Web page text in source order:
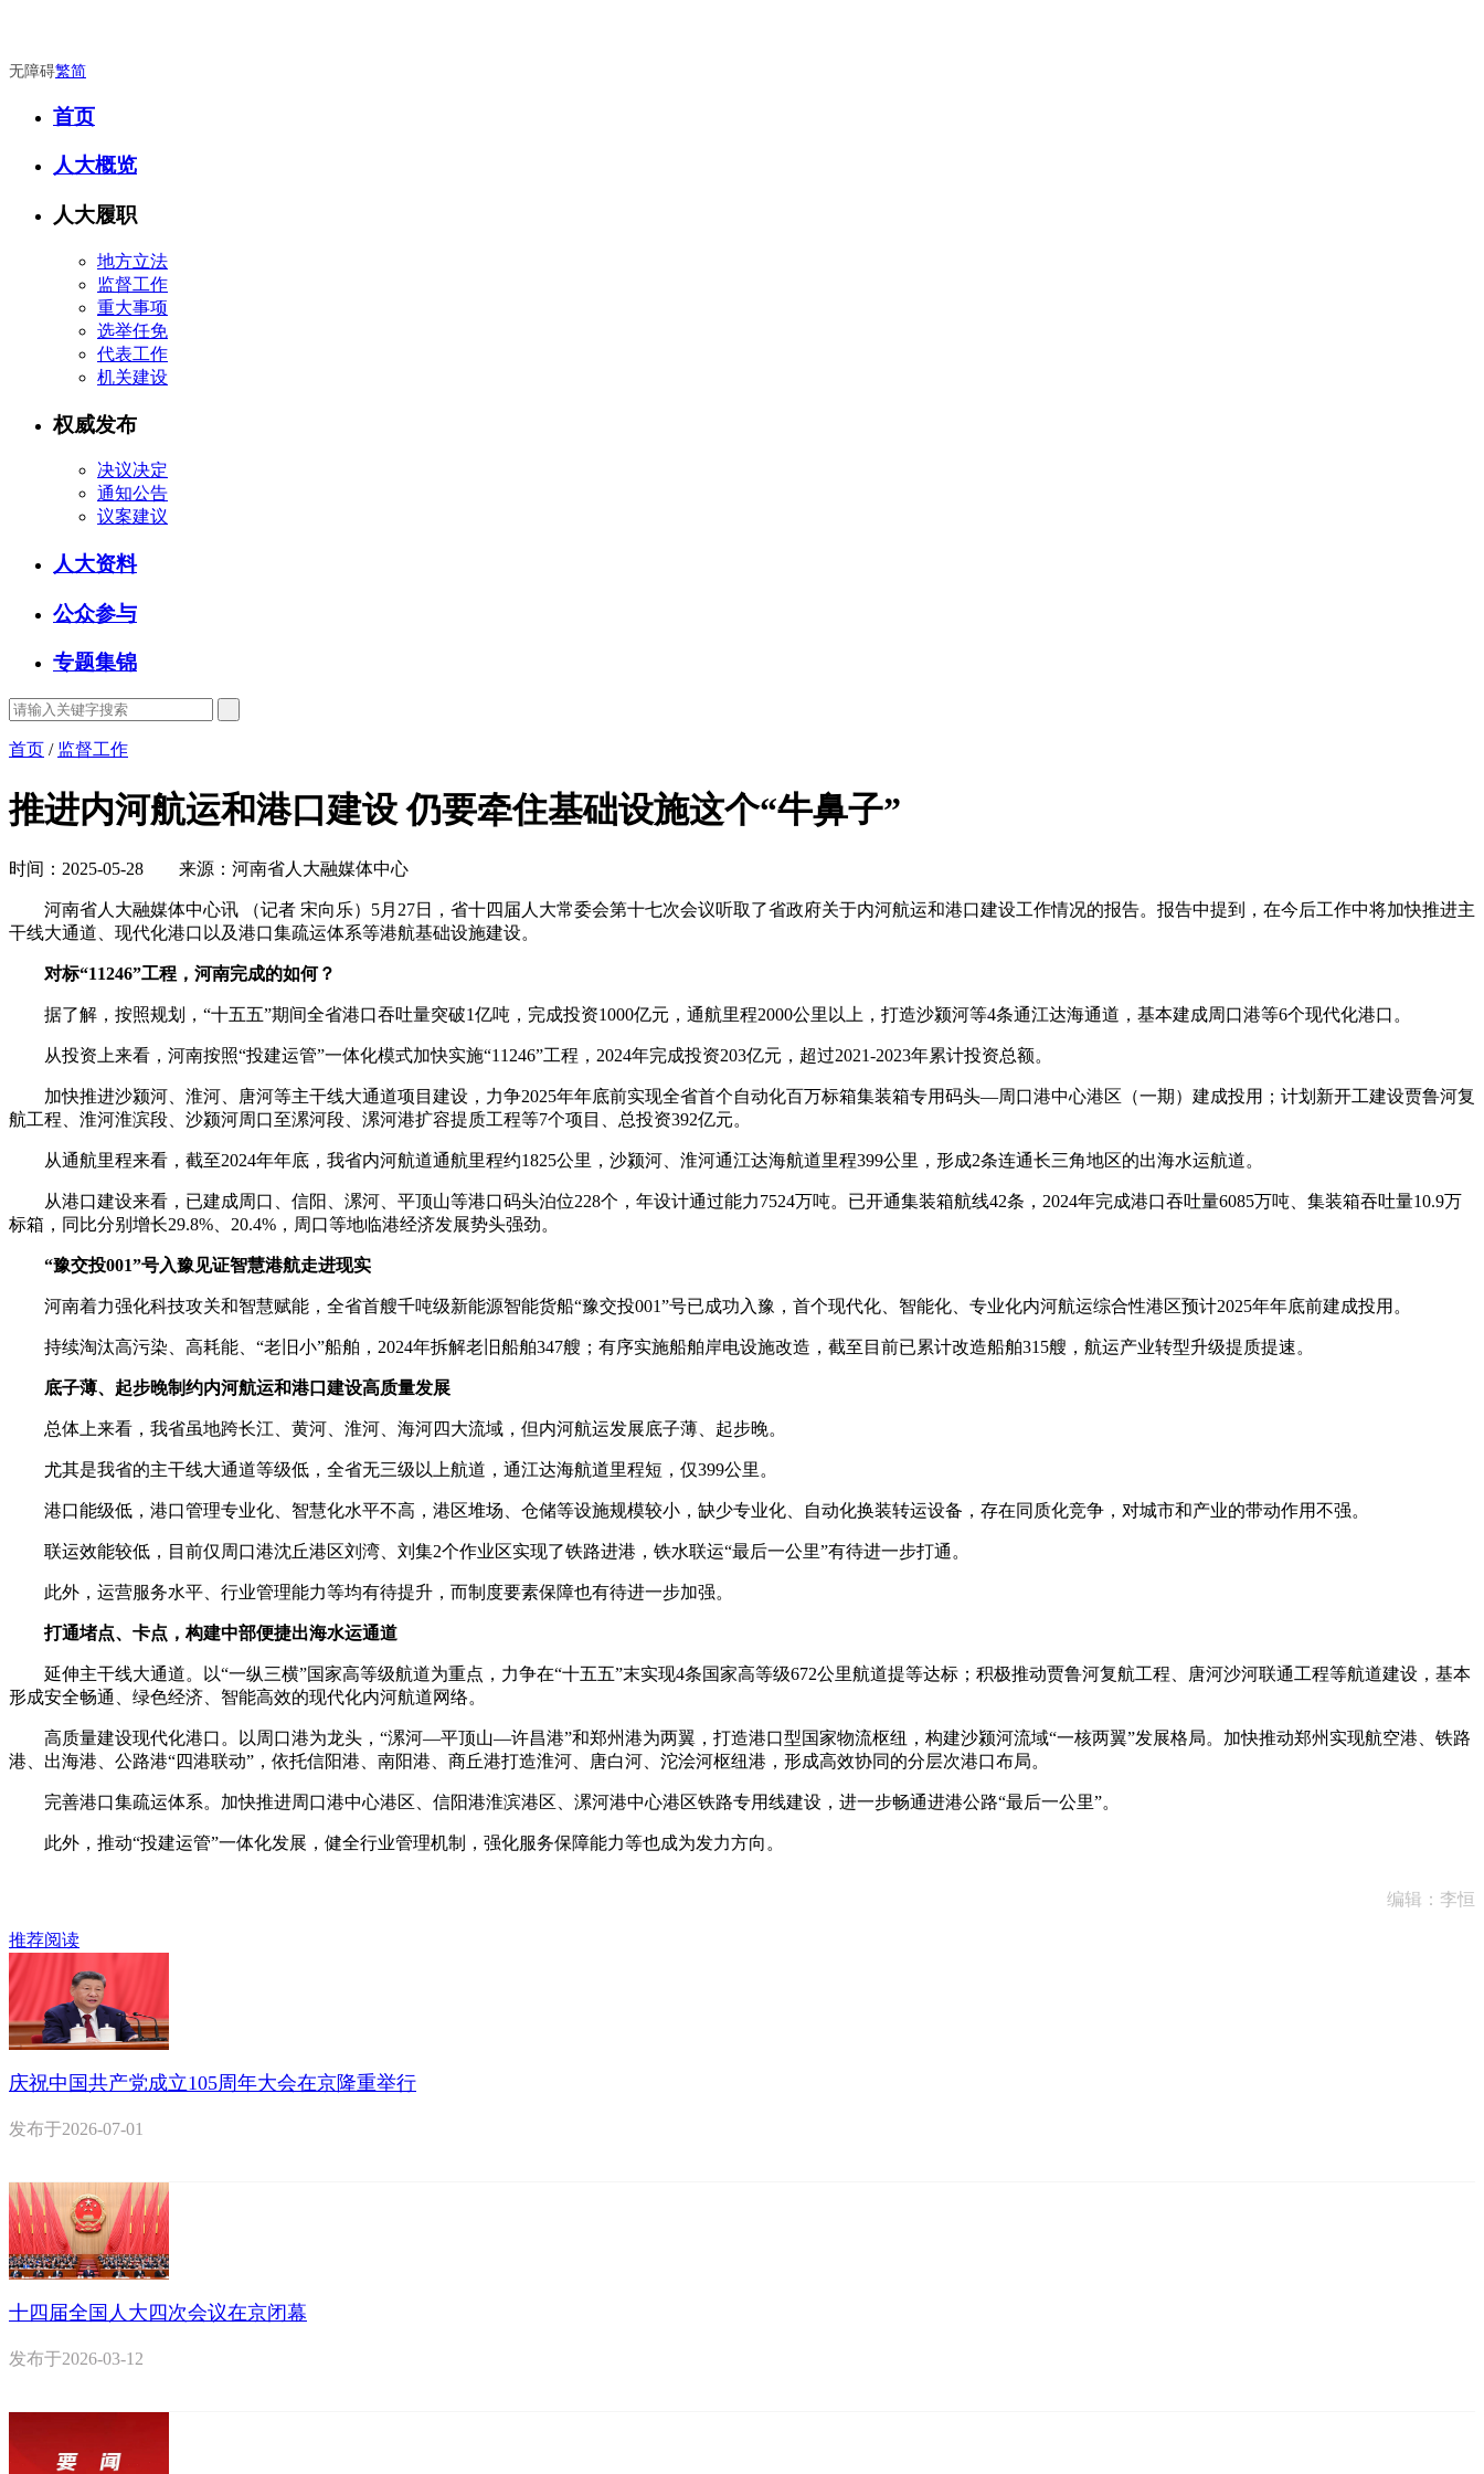
无障碍繁简
首页
人大概览
人大履职
地方立法
监督工作
重大事项
选举任免
代表工作
机关建设
权威发布
决议决定
通知公告
议案建议
人大资料
公众参与
专题集锦
首页 / 监督工作
推进内河航运和港口建设 仍要牵住基础设施这个“牛鼻子”
时间：2025-05-28 来源：河南省人大融媒体中心
河南省人大融媒体中心讯 （记者 宋向乐）5月27日，省十四届人大常委会第十七次会议听取了省政府关于内河航运和港口建设工作情况的报告。报告中提到，在今后工作中将加快推进主
干线大通道、现代化港口以及港口集疏运体系等港航基础设施建设。
对标“11246”工程，河南完成的如何？
据了解，按照规划，“十五五”期间全省港口吞吐量突破1亿吨，完成投资1000亿元，通航里程2000公里以上，打造沙颍河等4条通江达海通道，基本建成周口港等6个现代化港口。
从投资上来看，河南按照“投建运管”一体化模式加快实施“11246”工程，2024年完成投资203亿元，超过2021-2023年累计投资总额。
加快推进沙颍河、淮河、唐河等主干线大通道项目建设，力争2025年年底前实现全省首个自动化百万标箱集装箱专用码头—周口港中心港区（一期）建成投用；计划新开工建设贾鲁河复
航工程、淮河淮滨段、沙颍河周口至漯河段、漯河港扩容提质工程等7个项目、总投资392亿元。
从通航里程来看，截至2024年年底，我省内河航道通航里程约1825公里，沙颍河、淮河通江达海航道里程399公里，形成2条连通长三角地区的出海水运航道。
从港口建设来看，已建成周口、信阳、漯河、平顶山等港口码头泊位228个，年设计通过能力7524万吨。已开通集装箱航线42条，2024年完成港口吞吐量6085万吨、集装箱吞吐量10.9万
标箱，同比分别增长29.8%、20.4%，周口等地临港经济发展势头强劲。
“豫交投001”号入豫见证智慧港航走进现实
河南着力强化科技攻关和智慧赋能，全省首艘千吨级新能源智能货船“豫交投001”号已成功入豫，首个现代化、智能化、专业化内河航运综合性港区预计2025年年底前建成投用。
持续淘汰高污染、高耗能、“老旧小”船舶，2024年拆解老旧船舶347艘；有序实施船舶岸电设施改造，截至目前已累计改造船舶315艘，航运产业转型升级提质提速。
底子薄、起步晚制约内河航运和港口建设高质量发展
总体上来看，我省虽地跨长江、黄河、淮河、海河四大流域，但内河航运发展底子薄、起步晚。
尤其是我省的主干线大通道等级低，全省无三级以上航道，通江达海航道里程短，仅399公里。
港口能级低，港口管理专业化、智慧化水平不高，港区堆场、仓储等设施规模较小，缺少专业化、自动化换装转运设备，存在同质化竞争，对城市和产业的带动作用不强。
联运效能较低，目前仅周口港沈丘港区刘湾、刘集2个作业区实现了铁路进港，铁水联运“最后一公里”有待进一步打通。
此外，运营服务水平、行业管理能力等均有待提升，而制度要素保障也有待进一步加强。
打通堵点、卡点，构建中部便捷出海水运通道
延伸主干线大通道。以“一纵三横”国家高等级航道为重点，力争在“十五五”末实现4条国家高等级672公里航道提等达标；积极推动贾鲁河复航工程、唐河沙河联通工程等航道建设，基本
形成安全畅通、绿色经济、智能高效的现代化内河航道网络。
高质量建设现代化港口。以周口港为龙头，“漯河—平顶山—许昌港”和郑州港为两翼，打造港口型国家物流枢纽，构建沙颍河流域“一核两翼”发展格局。加快推动郑州实现航空港、铁路
港、出海港、公路港“四港联动”，依托信阳港、南阳港、商丘港打造淮河、唐白河、沱浍河枢纽港，形成高效协同的分层次港口布局。
完善港口集疏运体系。加快推进周口港中心港区、信阳港淮滨港区、漯河港中心港区铁路专用线建设，进一步畅通进港公路“最后一公里”。
此外，推动“投建运管”一体化发展，健全行业管理机制，强化服务保障能力等也成为发力方向。
编辑：李恒
推荐阅读
庆祝中国共产党成立105周年大会在京隆重举行
发布于2026-07-01
十四届全国人大四次会议在京闭幕
发布于2026-03-12